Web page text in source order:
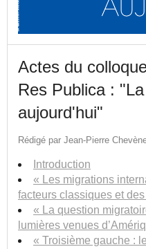
Actes du
Res Publica :
aujourd'hui"
Rédigé par Jean-Pierre
Introduction
« Les migrations
facteurs classiques et
« La question
lumières venues
« Troisième gauche :